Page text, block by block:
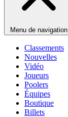
Menu de navigation
Classements
Nouvelles
Vidéo
Joueurs
Poolers
Équipes
Boutique
Billets